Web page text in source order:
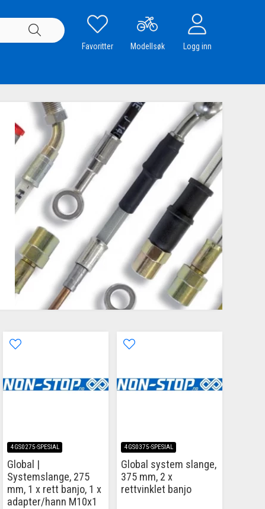
Favoritter Modellsøk Logg inn
4GS0275-SPESIAL
Global |
Systemslange, 275
mm, 1 x rett banjo, 1 x
adapter/hann M10x1
4GS0375-SPESIAL
Global system slange,
375 mm, 2 x
rettvinklet banjo